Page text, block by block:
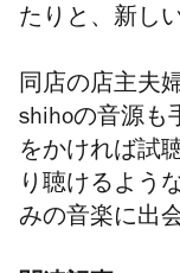
たりと、新し
同店の店主夫
shihoの音源も
をかければ試
り聴けるよう
みの音楽に出